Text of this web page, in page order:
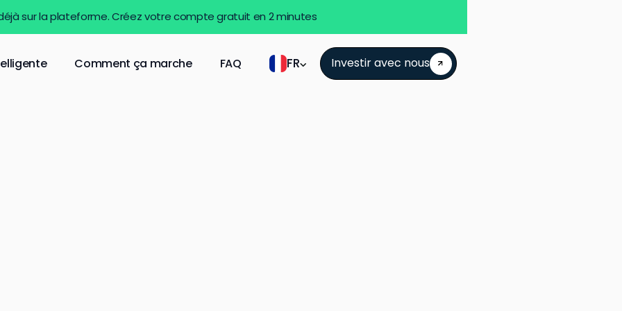
sur la plateforme. Créez votre compte gratuit en 2 minutes
Comment ça marche FAQ FR Investir avec nous